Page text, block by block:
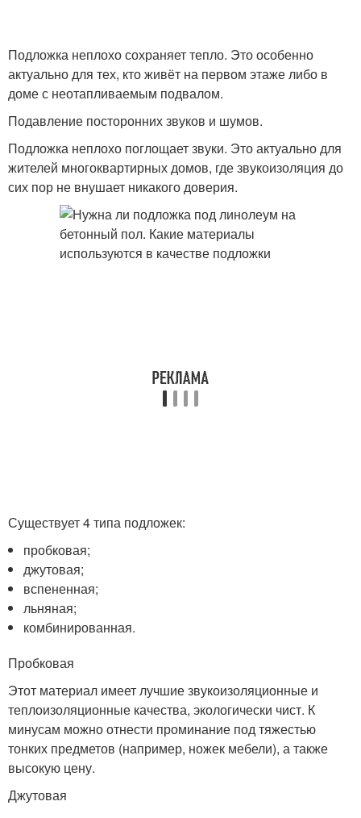
Подложка неплохо сохраняет тепло. Это особенно
актуально для тех, кто живёт на первом этаже либо в
доме с неотапливаемым подвалом.
Подавление посторонних звуков и шумов.
Подложка неплохо поглощает звуки. Это актуально для
жителей многоквартирных домов, где звукоизоляция до
сих пор не внушает никакого доверия.
Существует 4 типа подложек:
пробковая;
джутовая;
вспененная;
льняная;
комбинированная.
Пробковая
Этот материал имеет лучшие звукоизоляционные и
теплоизоляционные качества, экологически чист. К
минусам можно отнести проминание под тяжестью
тонких предметов (например, ножек мебели), а также
высокую цену.
Джутовая